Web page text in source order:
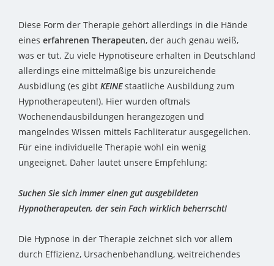
Diese Form der Therapie gehört allerdings in die Hände
eines erfahrenen Therapeuten, der auch genau weiß,
was er tut. Zu viele Hypnotiseure erhalten in Deutschland
allerdings eine mittelmäßige bis unzureichende
Ausbidlung (es gibt KEINEstaatliche Ausbildung zum
Hypnotherapeuten!). Hier wurden oftmals
Wochenendausbildungen herangezogen und
mangelndes Wissen mittels Fachliteratur ausgegelichen.
Für eine individuelle Therapie wohl ein wenig
ungeeignet. Daher lautet unsere Empfehlung:
Suchen Sie sich immer einen gut ausgebildeten
Hypnotherapeuten, der sein Fach wirklich beherrscht!
Die Hypnose in der Therapie zeichnet sich vor allem
durch Effizienz, Ursachenbehandlung, weitreichendes